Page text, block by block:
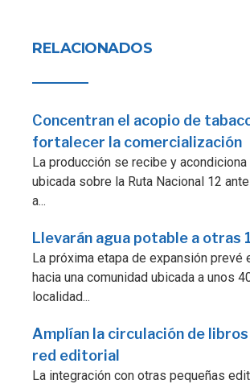
RELACIONADOS
Concentran el acopio de
fortalecer la comercialización
La producción se recibe y acondiciona
ubicada sobre la Ruta Nacional 12
a...
Llevarán agua potable a otras
La próxima etapa de expansión prevé
hacia una comunidad ubicada a unos
localidad...
Amplían la circulación de
red editorial
La integración con otras pequeñas